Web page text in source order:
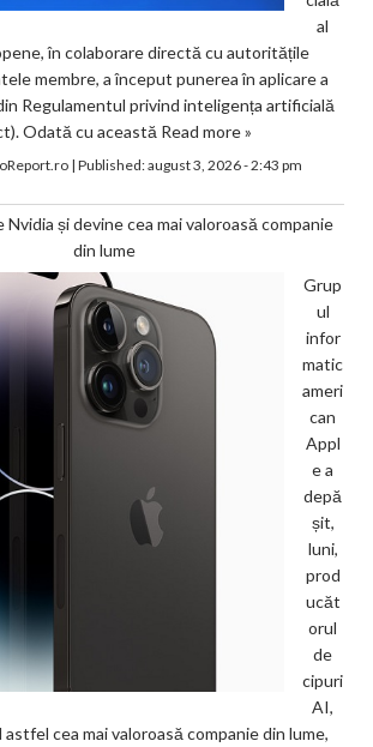
al
în colaborare directă cu autoritățile
membre, a început punerea în aplicare a
Regulamentul privind inteligența artificială
Odată cu această Read more »
| Published:august 3, 2026 - 2:43 pm
și devine cea mai valoroasă companie
din lume
Grup
ul
infor
matic
ameri
can
Appl
e a
depă
șit,
luni,
prod
ucăt
orul
de
cipuri
AI,
cea mai valoroasă companie din lume,